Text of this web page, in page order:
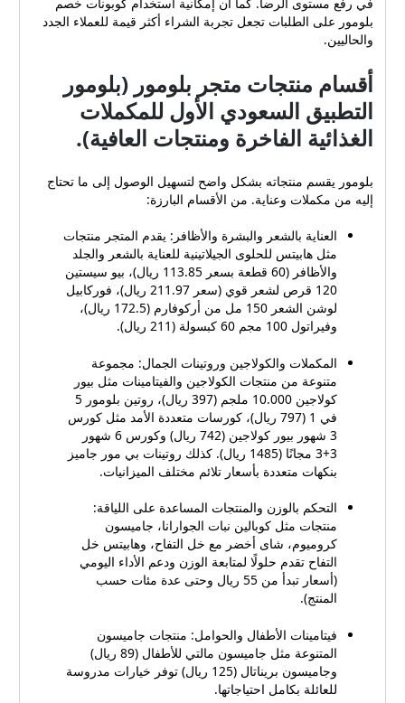
في رفع مستوى الرضا. كما أن إمكانية استخدام كوبونات خصم
بلومور على الطلبات تجعل تجربة الشراء أكثر قيمة للعملاء الجدد
والحاليين.
أقسام منتجات متجر بلومور (بلومور
التطبيق السعودي الأول للمكملات
الغذائية الفاخرة ومنتجات العافية).
بلومور يقسم منتجاته بشكل واضح لتسهيل الوصول إلى ما تحتاج
إليه من مكملات وعناية. من الأقسام البارزة:
العناية بالشعر والبشرة والأظافر: يقدم المتجر منتجات
مثل هابيتس للحلوى الجيلاتينية للعناية بالشعر والجلد
والأظافر (60 قطعة بسعر 113.85 ريال)، بيو سيستين
120 قرص لشعر قوي (سعر 211.97 ريال)، فوركابيل
لوشن الشعر 150 مل من أركوفارم (172.5 ريال)،
وفيراتول 100 مجم 60 كبسولة (211 ريال).
المكملات والكولاجين وروتينات الجمال: مجموعة
متنوعة من منتجات الكولاجين والفيتامينات مثل بيور
كولاجين 10.000 ملجم (397 ريال)، روتين بلومور 5
في 1 (797 ريال)، كورسات متعددة الأمد مثل كورس
3 شهور بيور كولاجين (742 ريال) وكورس 6 شهور
3+3 مجانًا (1485 ريال). كذلك روتينات بي مور جاميز
بنكهات متعددة بأسعار تلائم مختلف الميزانيات.
التحكم بالوزن والمنتجات المساعدة على اللياقة:
منتجات مثل كوبالين نبات الجوارانا، جاميسون
كروميوم، شاى أخضر مع خل التفاح، وهابيتس خل
التفاح تقدم حلولًا لمتابعة الوزن ودعم الأداء اليومي
(أسعار تبدأ من 55 ريال وحتى عدة مئات حسب
المنتج).
فيتامينات الأطفال والحوامل: منتجات جاميسون
المتنوعة مثل جاميسون مالتي للأطفال (89 ريال)
وجاميسون بريناتال (125 ريال) توفر خيارات مدروسة
للعائلة بكامل احتياجاتها.